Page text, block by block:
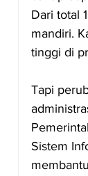
Dari total
mandiri.
tinggi di
Tapi
Sistem